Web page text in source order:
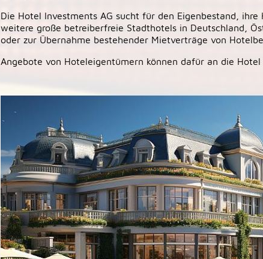
Die Hotel Investments AG sucht für den Eigenbestand,
weitere große betreiberfreie Stadthotels in Deutschland,
oder zur Übernahme bestehender Mietverträge von
Angebote von Hoteleigentümern können dafür an die Hotel